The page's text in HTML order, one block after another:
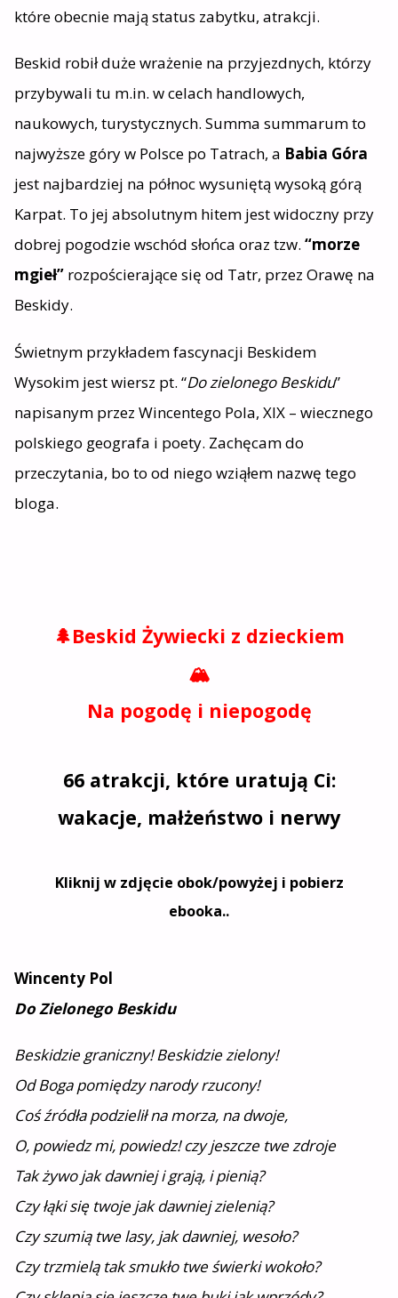
które obecnie mają status zabytku, atrakcji.
Beskid robił duże wrażenie na przyjezdnych, którzy
przybywali tu m.in. w celach handlowych,
naukowych, turystycznych. Summa summarum to
najwyższe góry w Polsce po Tatrach, a Babia Góra
jest najbardziej na północ wysuniętą wysoką górą
Karpat. To jej absolutnym hitem jest widoczny przy
dobrej pogodzie wschód słońca oraz tzw.“morze
mgieł” rozpościerające się od Tatr, przez Orawę na
Beskidy.
Świetnym przykładem fascynacji Beskidem
Wysokim jest wiersz pt. “Do zielonego Beskidu”
napisanym przez Wincentego Pola, XIX – wiecznego
polskiego geografa i poety. Zachęcam do
przeczytania, bo to od niego wziąłem nazwę tego
bloga.
🌲Beskid Żywiecki z dzieckiem
🏔️
Na pogodę i niepogodę
66 atrakcji, które uratują Ci:
wakacje, małżeństwo i nerwy
Kliknij w zdjęcie obok/powyżej i pobierz
ebooka..
Wincenty Pol
Do Zielonego Beskidu
Beskidzie graniczny! Beskidzie zielony!
Od Boga pomiędzy narody rzucony!
Coś źródła podzielił na morza, na dwoje,
O, powiedz mi, powiedz! czy jeszcze twe zdroje
Tak żywo jak dawniej i grają, i pienią?
Czy łąki się twoje jak dawniej zielenią?
Czy szumią twe lasy, jak dawniej, wesoło?
Czy trzmielą tak smukło twe świerki wokoło?